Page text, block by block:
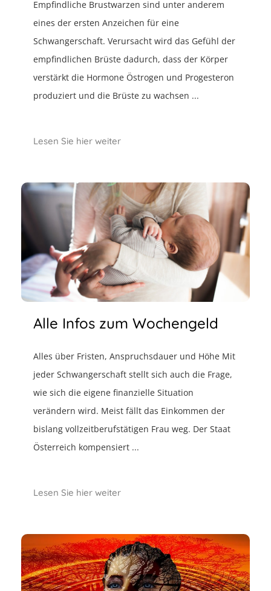
Empfindliche Brustwarzen sind unter anderem
eines der ersten Anzeichen für eine
Schwangerschaft. Verursacht wird das Gefühl der
empfindlichen Brüste dadurch, dass der Körper
verstärkt die Hormone Östrogen und Progesteron
produziert und die Brüste zu wachsen ...
Lesen Sie hier weiter
Alle Infos zum Wochengeld
Alles über Fristen, Anspruchsdauer und Höhe Mit
jeder Schwangerschaft stellt sich auch die Frage,
wie sich die eigene finanzielle Situation
verändern wird. Meist fällt das Einkommen der
bislang vollzeitberufstätigen Frau weg. Der Staat
Österreich kompensiert ...
Lesen Sie hier weiter